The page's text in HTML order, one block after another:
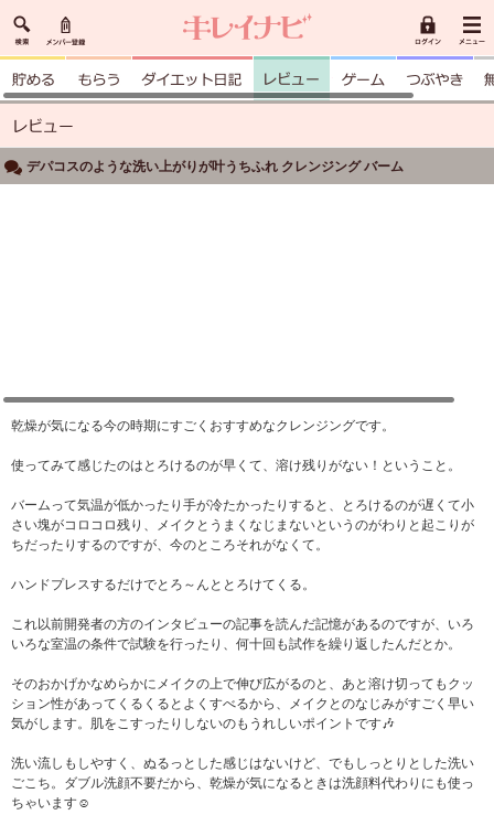
デパコスのような洗い上がりが叶うちふれ クレンジング バーム
乾燥が気になる今の時期にすごくおすすめなクレンジングです。
使ってみて感じたのはとろけるのが早くて、溶け残りがない！ということ。
バームって気温が低かったり手が冷たかったりすると、とろけるのが遅くて小
さい塊がコロコロ残り、メイクとうまくなじまないというのがわりと起こりが
ちだったりするのですが、今のところそれがなくて。
ハンドプレスするだけでとろ～んととろけてくる。
これ以前開発者の方のインタビューの記事を読んだ記憶があるのですが、いろ
いろな室温の条件で試験を行ったり、何十回も試作を繰り返したんだとか。
そのおかげかなめらかにメイクの上で伸び広がるのと、あと溶け切ってもクッ
ション性があってくるくるとよくすべるから、メイクとのなじみがすごく早い
気がします。肌をこすったりしないのもうれしいポイントです🎶
洗い流しもしやすく、ぬるっとした感じはないけど、でもしっとりとした洗い
ごこち。ダブル洗顔不要だから、乾燥が気になるときは洗顔料代わりにも使っ
ちゃいます☺️